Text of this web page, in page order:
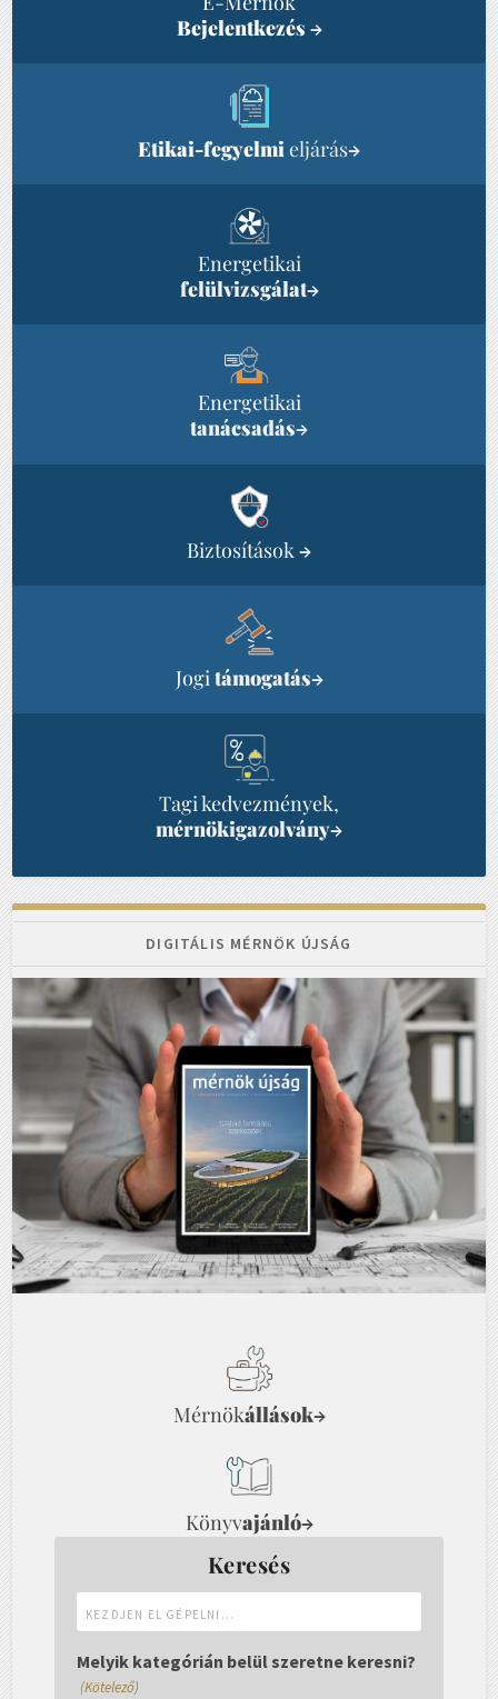
Bejelentkezés →
Etikai-fegyelmieljárás→
Energetikai
felülvizsgálat→
Energetikai
tanácsadás→
Biztosítások →
Jogitámogatás→
Tagi kedvezmények,
mérnökigazolvány→
DIGITÁLIS MÉRNÖK ÚJSÁG
Mérnökállások→
Könyvajánló→
Keresés
el
gépelni...
Melyik kategórián belül szeretne keresni?
(Kötelező)